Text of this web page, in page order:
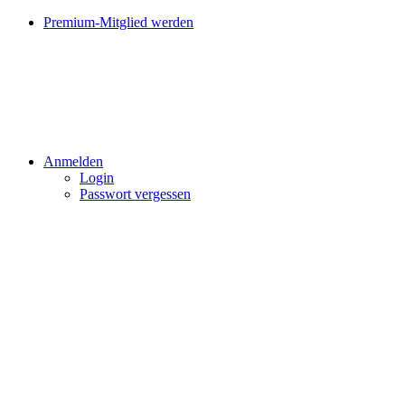
Premium-Mitglied werden
Anmelden
Login
Passwort vergessen